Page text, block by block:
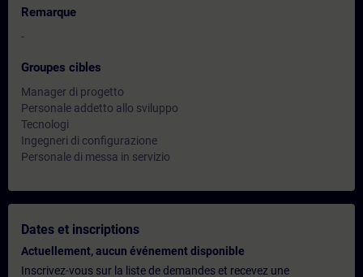
Remarque
-
Groupes cibles
Manager di progetto
Personale addetto allo sviluppo
Tecnologi
Ingegneri di configurazione
Personale di messa in servizio
Dates et inscriptions
Actuellement, aucun événement disponible
Inscrivez-vous sur la liste de demandes et recevez une